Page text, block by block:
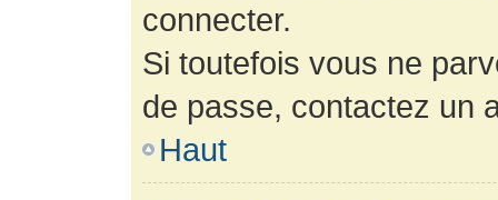
connecter.
Si toutefois vous ne
de passe, contactez un
Haut